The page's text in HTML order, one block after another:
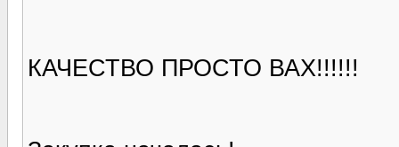
КАЧЕСТВО ПРОСТО ВАХ!!!!!!